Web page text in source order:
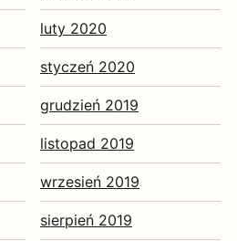
luty 2020
styczeń 2020
grudzień 2019
listopad 2019
wrzesień 2019
sierpień 2019